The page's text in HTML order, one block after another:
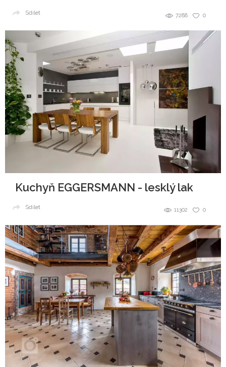
0
7288
Sdílet
Kuchyň EGGERSMANN - lesklý lak
0
11302
Sdílet